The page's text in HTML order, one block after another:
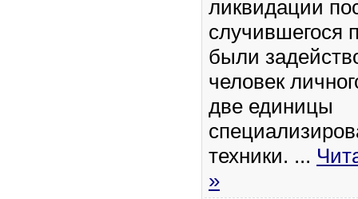
ликвидации
случившегося
были
человек
две единицы
техники. ...
»